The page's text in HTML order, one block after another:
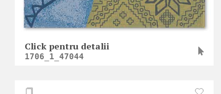
Click pentru detalii
1706_1_47044